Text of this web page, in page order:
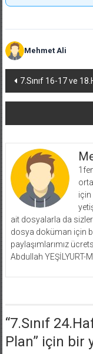
Mehmet Ali
Yazı
dolaşımı
7.Sınıf 16-17 ve
için
ait dosyalarla da
dosya doküman için
paylaşımlarımız
Abdullah YEŞİLYURT-
“7.Sınıf
Plan” için bir